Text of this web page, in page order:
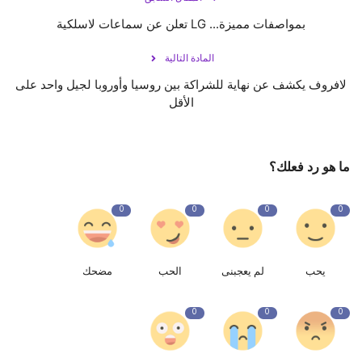
بمواصفات مميزة... LG تعلن عن سماعات لاسلكية
المادة التالية
لافروف يكشف عن نهاية للشراكة بين روسيا وأوروبا لجيل واحد على
الأقل
ما هو رد فعلك؟
0
يحب
0
لم يعجبنى
0
الحب
0
مضحك
0
0
0